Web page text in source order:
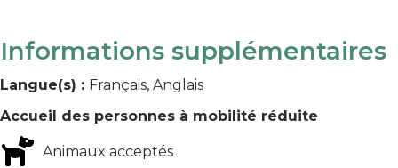
Informations supplémentaires
Langue(s) : Français, Anglais
Accueil des personnes à mobilité réduite
Animaux acceptés